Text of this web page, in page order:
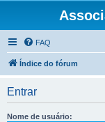
FAQ
Índice do fórum
Entrar
Nome de usuário: